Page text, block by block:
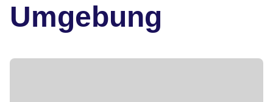
Umgebung